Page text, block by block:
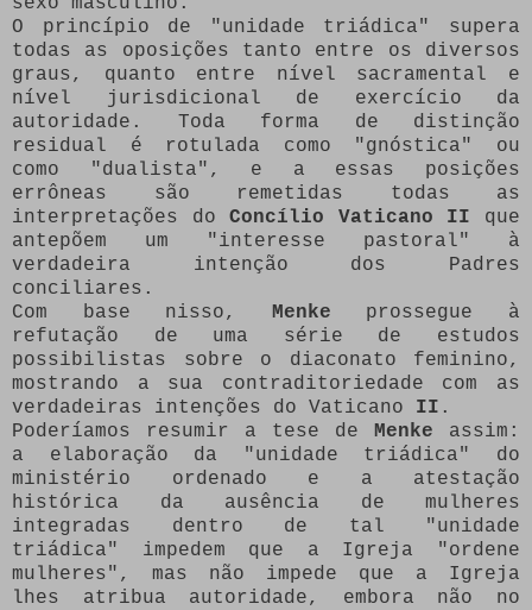
O princípio de "unidade triádica" supera
todas as oposições tanto entre os diversos
graus, quanto entre nível sacramental e
nível jurisdicional de exercício da
autoridade. Toda forma de distinção
residual é rotulada como "gnóstica" ou
como "dualista", e a essas posições
errôneas são remetidas todas as
interpretações doConcílio Vaticano II que
antepõem um "interesse pastoral" à
verdadeira intenção dos Padres
conciliares.
Com base nisso, Menke prossegue à
refutação de uma série de estudos
possibilistas sobre o diaconato feminino,
mostrando a sua contraditoriedade com as
verdadeiras intenções do Vaticano II .
Poderíamos resumir a tese de Menke assim:
a elaboração da "unidade triádica" do
ministério ordenado e a atestação
histórica da ausência de mulheres
integradas dentro de tal "unidade
triádica" impedem que a Igreja "ordene
mulheres", mas não impede que a Igreja
lhes atribua autoridade, embora não no